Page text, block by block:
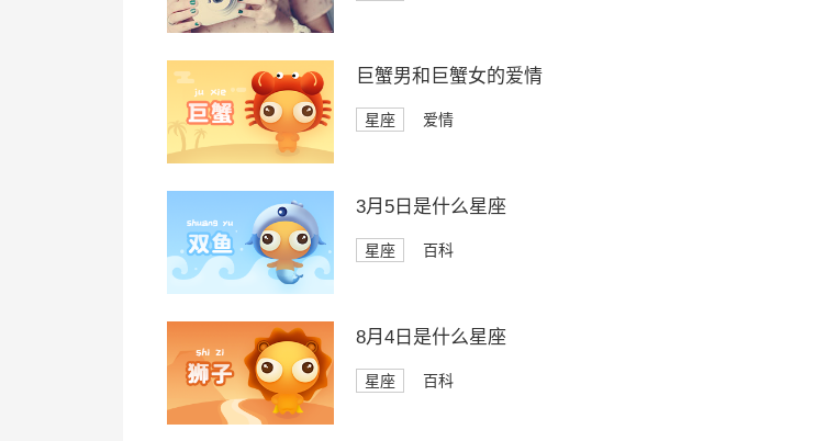
巨蟹男和巨蟹女的爱情
星座 爱情
3月5日是什么星座
星座 百科
8月4日是什么星座
星座 百科